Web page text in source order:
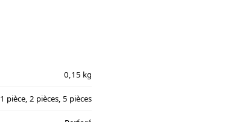
0,15 kg
1 pièce, 2 pièces, 5 pièces